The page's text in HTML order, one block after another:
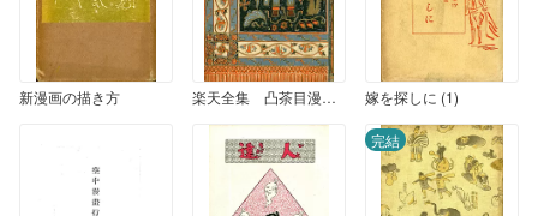
新漫画の描き方 楽天全集 凸茶目漫画集 （1） 嫁を探しに (1)
完結